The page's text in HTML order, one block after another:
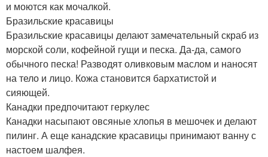
и моются как мочалкой.
Бразильские красавицы
Бразильские красавицы делают замечательный скраб из
морской соли, кофейной гущи и песка. Да-да, самого
обычного песка! Разводят оливковым маслом и наносят
на тело и лицо. Кожа становится бархатистой и
сияющей.
Канадки предпочитают геркулес
Канадки насыпают овсяные хлопья в мешочек и делают
пилинг. А еще канадские красавицы принимают ванну с
настоем шалфея.